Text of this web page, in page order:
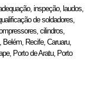
inspeção, laudos,
de soldadores,
cilindros,
Recife, Caruaru,
Porto de Aratu, Porto